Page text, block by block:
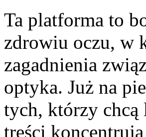
Ta platforma to
zdrowiu oczu, w
zagadnienia
optyka. Już na
tych, którzy chcą
treści